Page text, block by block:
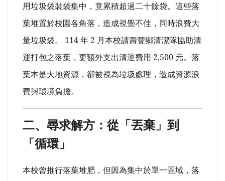
用垃圾袋裝袋集中，竟累積超過二十餘袋。這些落
葉堆置於校園各角落，造成視覺不佳，同時浪費大
量垃圾袋。 114 年 2 月本校請壽豐鄉清潔隊協助清
運打包之落葉，更額外支出清運費用 2,500 元。落
葉本是大地資源，卻被視為垃圾處理，造成資源浪
費與環境負擔。
二、尋求解方：從「丟棄」到
「循環」
本校曾推行落葉堆肥，但因為集中於單一區域，落